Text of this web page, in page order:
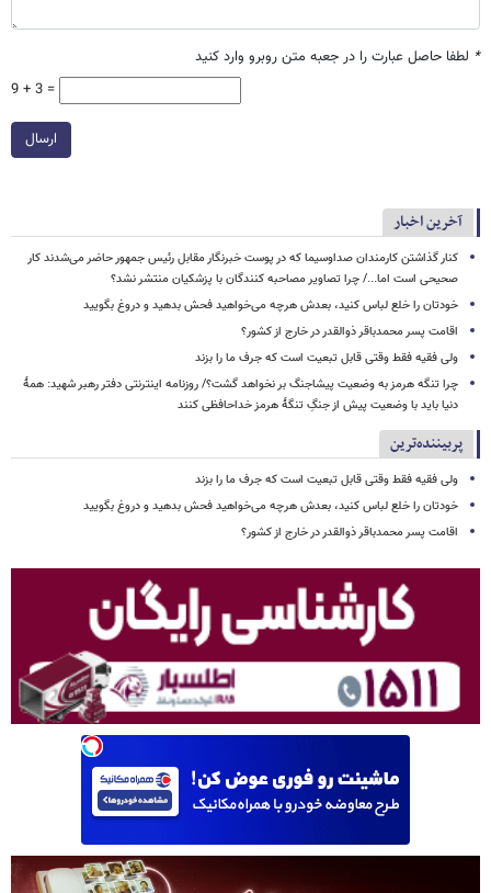
* لطفا حاصل عبارت را در جعبه متن روبرو وارد کنید
9 + 3 =
ارسال
آخرین اخبار
کنار گذاشتن کارمندان صداوسیما که در پوست خبرنگار مقابل رئیس جمهور حاضر می‌شدند کار
صحیحی است اما.../ چرا تصاویر مصاحبه کنندگان با پزشکیان منتشر نشد؟
خودتان را خلع لباس کنید، بعدش هرچه می‌خواهید فحش بدهید و دروغ بگویید
اقامت پسر محمدباقر ذوالقدر در خارج از کشور؟
ولی فقیه فقط وقتی قابل تبعیت است که جرف ما را بزند
چرا تنگه هرمز به وضعیت پیشاجنگ بر نخواهد گشت؟/ روزنامه اینترنتی دفتر رهبر شهید: همۀ
دنیا باید با وضعیت پیش از جنگِ تنگۀ هرمز خداحافظی کنند
پربیننده‌ترین
ولی فقیه فقط وقتی قابل تبعیت است که جرف ما را بزند
خودتان را خلع لباس کنید، بعدش هرچه می‌خواهید فحش بدهید و دروغ بگویید
اقامت پسر محمدباقر ذوالقدر در خارج از کشور؟